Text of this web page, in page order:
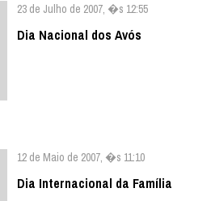
23 de Julho de 2007, �s 12:55
Dia Nacional dos Avós
12 de Maio de 2007, �s 11:10
Dia Internacional da Família